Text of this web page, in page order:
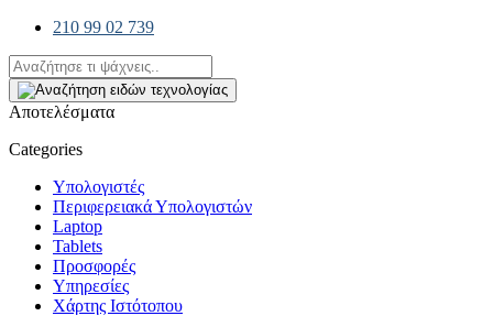
210 99 02 739
Αποτελέσματα
Categories
Υπολογιστές
Περιφερειακά Υπολογιστών
Laptop
Tablets
Προσφορές
Υπηρεσίες
Χάρτης Ιστότοπου